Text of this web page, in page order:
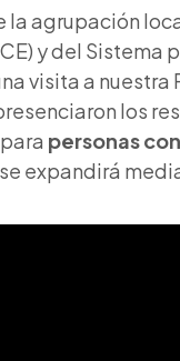
la agrupación
y del Sistema
visita a
los
personas
expandirá